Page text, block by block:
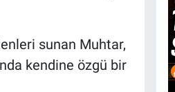
sunan Muhtar,
kendine özgü bir